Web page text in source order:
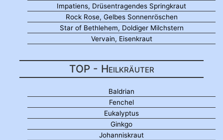
Impatiens, Drüsentragendes Springkraut
Rock Rose, Gelbes Sonnenröschen
Star of Bethlehem, Doldiger Milchstern
Vervain, Eisenkraut
TOP - Heilkräuter
Baldrian
Fenchel
Eukalyptus
Ginkgo
Johanniskraut